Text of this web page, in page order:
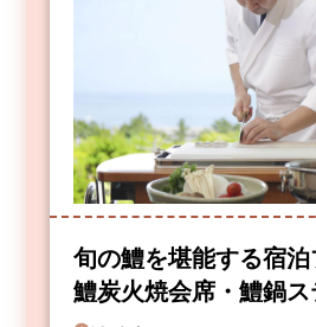
旬の鱧を堪能する宿
鱧炭火焼会席・鱧鍋ス